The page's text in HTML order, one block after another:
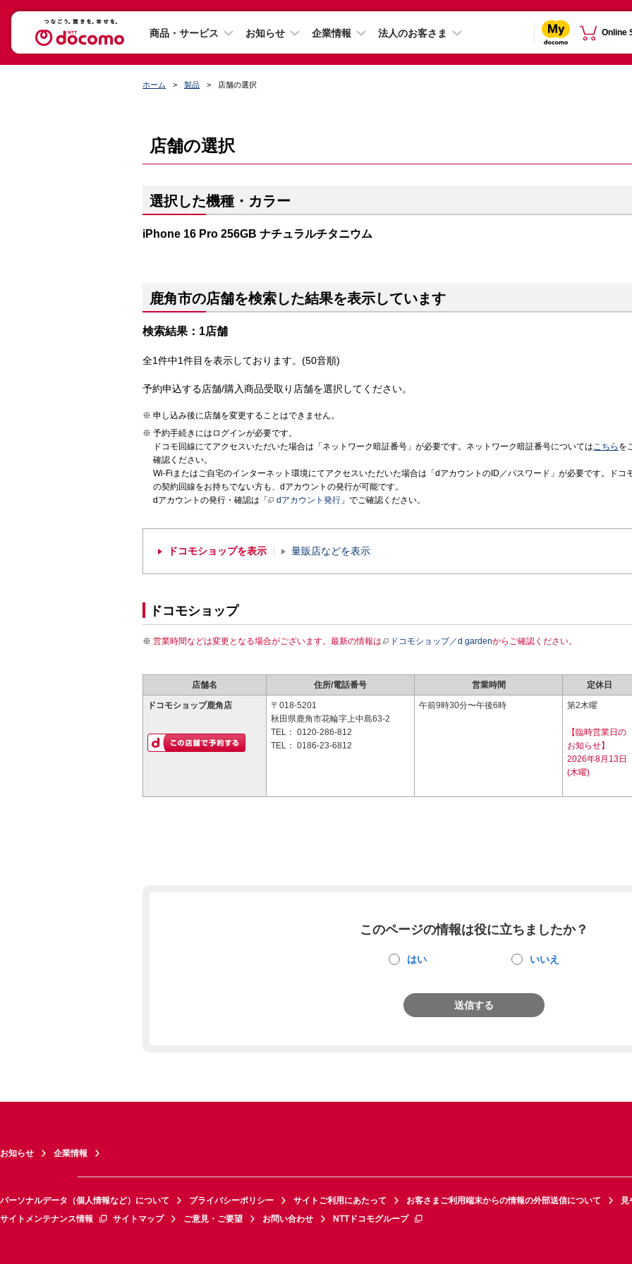
商品・サービス お知らせ 企業情報 法人のお客さま Online
ホーム 製品 店舗の選択
店舗の選択
選択した機種・カラー
iPhone 16 Pro 256GB ナチュラルチタニウム
鹿角市の店舗を検索した結果を表示しています
検索結果：1店舗
全1件中1件目を表示しております。(50音順)
予約申込する店舗/購入商品受取り店舗を選択してください。
申し込み後に店舗を変更することはできません。
予約手続きにはログインが必要です。
ドコモ回線にてアクセスいただいた場合は「ネットワーク暗証番号」が必要です。ネットワーク暗証番号についてはこちら を
確認ください。
Wi-Fiまたはご自宅のインターネット環境にてアクセスいただいた場合は「dアカウントのID／パスワード」が必要です。ドコ
の契約回線をお持ちでない方も、dアカウントの発行が可能です。
dアカウントの発行・確認は「
dアカウント発行 」でご確認ください。
ドコモショップを表示 量販店などを表示
ドコモショップ
営業時間などは変更となる場合がございます。最新の情報は ドコモショップ／d gardenからご確認ください。
店舗名 住所/電話番号 営業時間 定休日
ドコモショップ鹿角店
〒018-5201
秋田県鹿角市花輪字上中島63-2
TEL： 0120-286-812
TEL： 0186-23-6812
午前9時30分〜午後6時 第2木曜
【臨時営業日の
お知らせ】
2026年8月13日
(木曜)
このページの情報は役に立ちましたか？
はい いいえ
送信する
お知らせ 企業情報
パーソナルデータ（個人情報など）について プライバシーポリシー サイトご利用にあたって お客さまご利用端末からの情報の外部送信について
見
サイトメンテナンス情報
サイトマップ ご意見・ご要望 お問い合わせ NTTドコモグループ